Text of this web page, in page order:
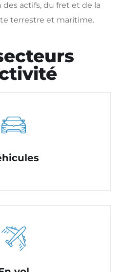
actifs, du fret et de la
terrestre et maritime.